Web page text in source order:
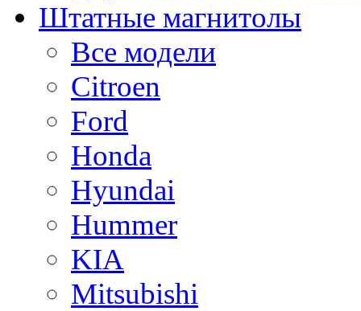
Штатные магнитолы
Все модели
Citroen
Ford
Honda
Hyundai
Hummer
KIA
Mitsubishi